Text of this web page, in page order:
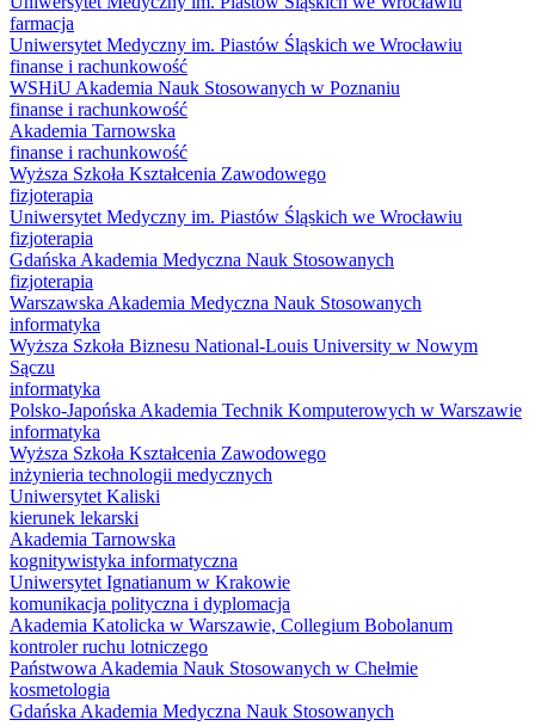
farmacja
Uniwersytet Medyczny im. Piastów Śląskich we Wrocławiu
finanse i rachunkowość
WSHiU Akademia Nauk Stosowanych w Poznaniu
finanse i rachunkowość
Akademia Tarnowska
finanse i rachunkowość
Wyższa Szkoła Kształcenia Zawodowego
fizjoterapia
Uniwersytet Medyczny im. Piastów Śląskich we Wrocławiu
fizjoterapia
Gdańska Akademia Medyczna Nauk Stosowanych
fizjoterapia
Warszawska Akademia Medyczna Nauk Stosowanych
informatyka
Wyższa Szkoła Biznesu National-Louis University w Nowym
Sączu
informatyka
Polsko-Japońska Akademia Technik Komputerowych w Warszawie
informatyka
Wyższa Szkoła Kształcenia Zawodowego
inżynieria technologii medycznych
Uniwersytet Kaliski
kierunek lekarski
Akademia Tarnowska
kognitywistyka informatyczna
Uniwersytet Ignatianum w Krakowie
komunikacja polityczna i dyplomacja
Akademia Katolicka w Warszawie, Collegium Bobolanum
kontroler ruchu lotniczego
Państwowa Akademia Nauk Stosowanych w Chełmie
kosmetologia
Gdańska Akademia Medyczna Nauk Stosowanych